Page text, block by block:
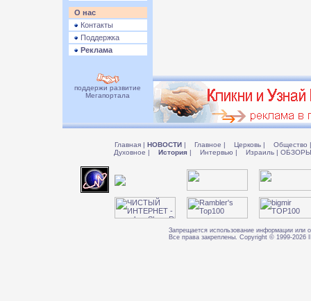
О нас
Контакты
Поддержка
Реклама
поддержи развитие
Мегапортала
Главная | НОВОСТИ | Главное | Церковь | Общество |
Духовное | История | Интервью | Израиль |
Запрещается использование информации или
Все права закреплены. Copyright © 1999-